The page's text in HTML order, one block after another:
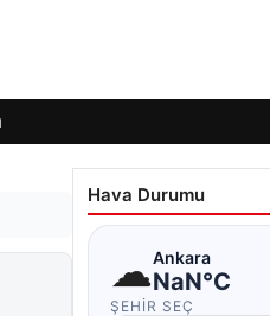
Hava Durumu
☁Ankara
NaN°C
ŞEHIR SEÇ